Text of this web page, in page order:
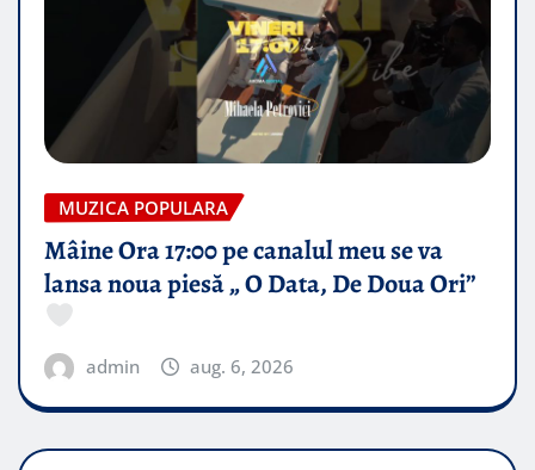
MUZICA POPULARA
Mâine Ora 17:00 pe canalul meu se va
lansa noua piesă „ O Data, De Doua Ori”
admin aug. 6, 2026